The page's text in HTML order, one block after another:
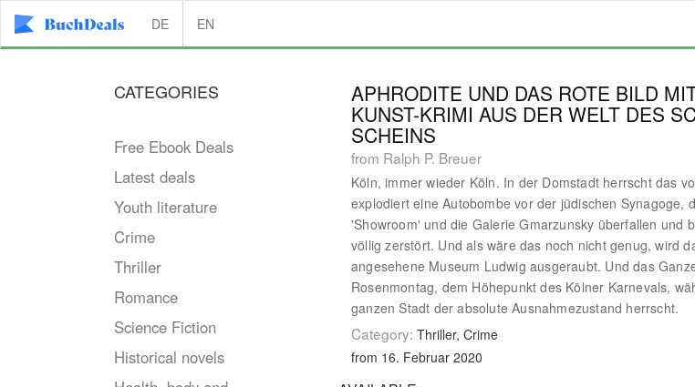
DE EN
CATEGORIES
Free Ebook Deals
Latest deals
Youth literature
Crime
Thriller
Romance
Science Fiction
Historical novels
APHRODITE UND DAS ROTE BILD
KUNST-KRIMI AUS DER WELT DES
SCHEINS
from Ralph P. Breuer
Köln, immer wieder Köln. In der Domstadt herrscht das
explodiert eine Autobombe vor der jüdischen Synagoge,
'Showroom' und die Galerie Gmarzunsky überfallen und
völlig zerstört. Und als wäre das noch nicht genug, wird
angesehene Museum Ludwig ausgeraubt. Und das
Rosenmontag, dem Höhepunkt des Kölner Karnevals,
ganzen Stadt der absolute Ausnahmezustand herrscht.
Category: Thriller, Crime
from 16. Februar 2020